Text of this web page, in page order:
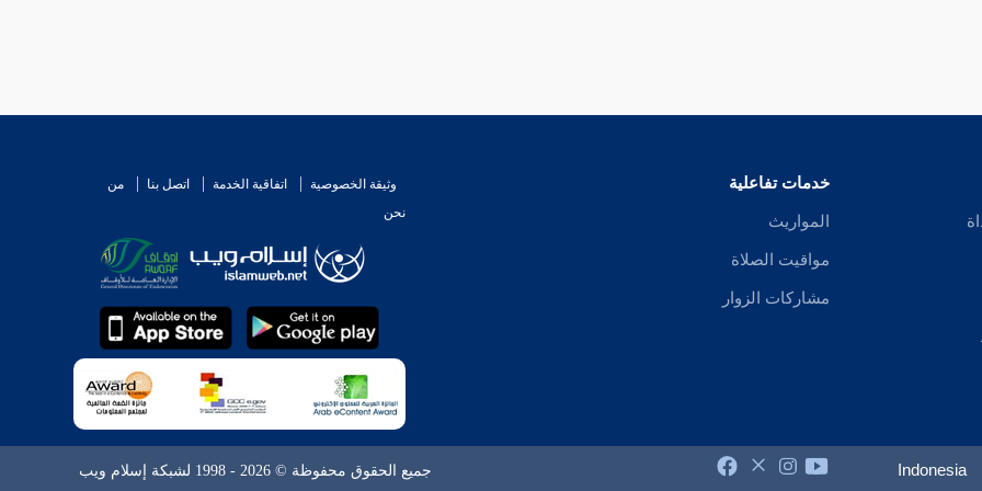
خدمات تفاعلية
المواريث
مواقيت الصلاة
مشاركات الزوار
وثيقة الخصوصية اتفاقية الخدمة اتصل بنا
من
نحن
Indonesia جميع الحقوق محفوظة © 2026 - 1998 لشبكة إسلام ويب